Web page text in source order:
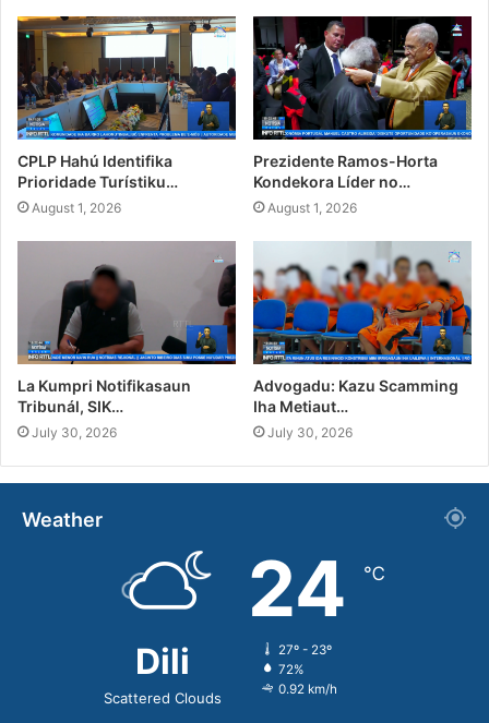
CPLP Hahú Identifika
Prioridade Turístiku…
August 1, 2026
Prezidente Ramos-Horta
Kondekora Líder no…
August 1, 2026
La Kumpri Notifikasaun
Tribunál, SIK…
July 30, 2026
Advogadu: Kazu Scamming
Iha Metiaut…
July 30, 2026
Weather
Dili
Scattered Clouds
24 ℃
27º - 23º
72%
0.92 km/h